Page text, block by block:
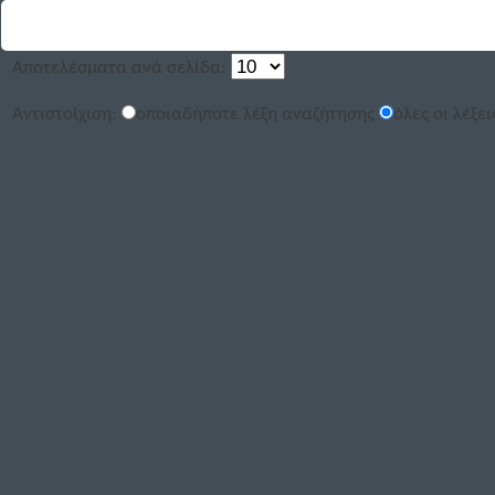
Αποτελέσματα ανά σελίδα:
Αντιστοίχιση: οποιαδήποτε λέξη αναζήτησης όλες οι